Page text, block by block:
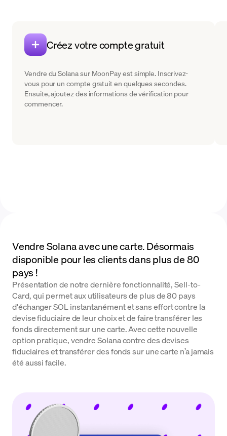
Créez votre compte gratuit
Vendre du Solana sur MoonPay est simple. Inscrivez-
vous pour un compte gratuit en quelques secondes.
Ensuite, ajoutez des informations de vérification pour
commencer.
Vendre Solana avec une carte. Désormais
disponible pour les clients dans plus de 80
pays !
Présentation de notre dernière fonctionnalité, Sell-to-
Card, qui permet aux utilisateurs de plus de 80 pays
d'échanger SOL instantanément et sans effort contre la
devise fiduciaire de leur choix et de faire transférer les
fonds directement sur une carte. Avec cette nouvelle
option pratique, vendre Solana contre des devises
fiduciaires et transférer des fonds sur une carte n’a jamais
été aussi facile.